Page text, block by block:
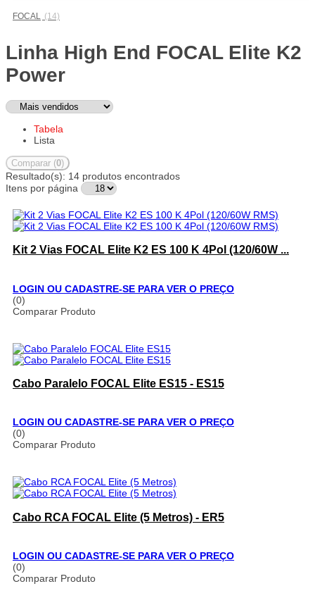
FOCAL (14)
Linha High End FOCAL Elite K2
Power
Tabela
Lista
Comparar (0)
Resultado(s): 14 produtos encontrados
Itens por página
Kit 2 Vias FOCAL Elite K2 ES 100 K 4Pol (120/60W ...
LOGIN OU CADASTRE-SE PARA VER O PREÇO
(0)
Comparar Produto
Cabo Paralelo FOCAL Elite ES15 - ES15
LOGIN OU CADASTRE-SE PARA VER O PREÇO
(0)
Comparar Produto
Cabo RCA FOCAL Elite (5 Metros) - ER5
LOGIN OU CADASTRE-SE PARA VER O PREÇO
(0)
Comparar Produto